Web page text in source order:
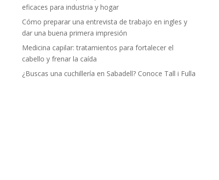
eficaces para industria y hogar
Cómo preparar una entrevista de trabajo en ingles y
dar una buena primera impresión
Medicina capilar: tratamientos para fortalecer el
cabello y frenar la caída
¿Buscas una cuchillería en Sabadell? Conoce Tall i Fulla